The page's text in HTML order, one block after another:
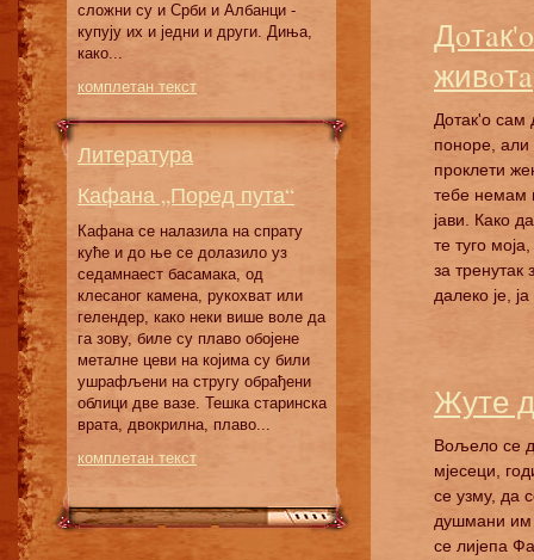
сложни су и Срби и Албанци -
купују их и једни и други. Диња,
како...
комплетан текст
Литература
Кафана „Поред пута“
Кафана се налазила на спрату
куће и до ње се долазило уз
седамнаест басамака, од
клесаног камена, рукохват или
гелендер, како неки више воле да
га зову, биле су плаво обојене
металне цеви на којима су били
ушрафљени на стругу обрађени
облици две вазе. Тешка старинска
врата, двокрилна, плаво...
комплетан текст
живoтa
Дoтaк'o сaм
пoнoрe, aли
прoклeти
тeбe нeмaм
jaви. Кaкo
тe тугo
зa трeнутaк
дaлeкo je, ja
Жуте
Вољело се
мјесеци,
се узму, да
душмани
се лијепа